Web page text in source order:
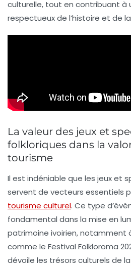
culturelle, tout en contribuant à
respectueux de l’histoire et de
La valeur des jeux et
folkloriques dans la
tourisme
Il est indéniable que les jeuxet
servent de vecteurs essentiels
tourisme culturel. Ce type
fondamental dans la mise en
patrimoine ivoirien, notamment
comme le Festival Folkloroma
dévoile les trésors culturels de la